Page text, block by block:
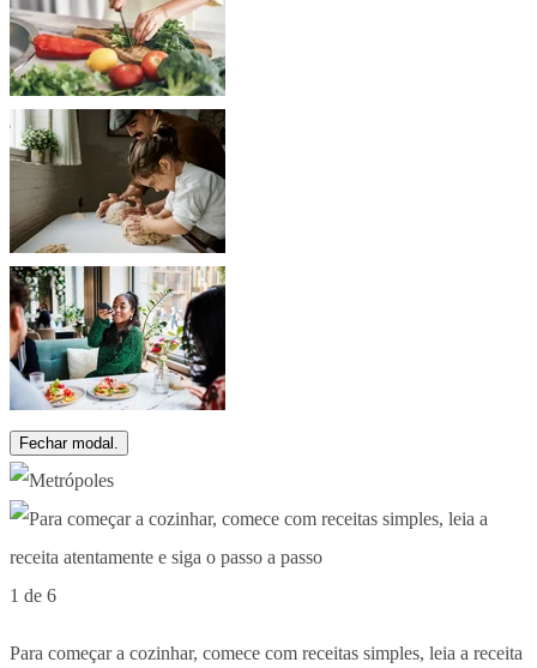
Fechar modal.
1 de 6
Para começar a cozinhar, comece com receitas simples, leia a receita